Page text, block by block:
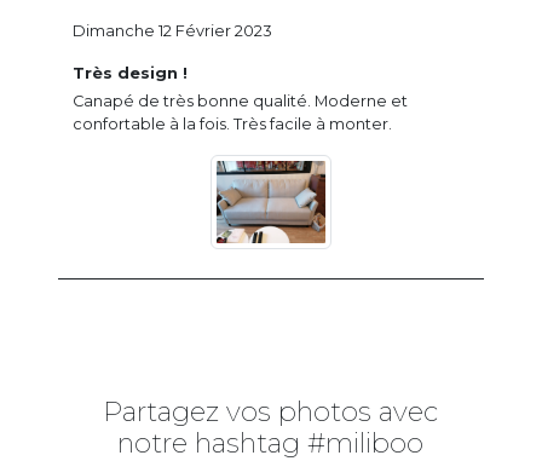
Très design !
Canapé de très bonne qualité. Moderne et
confortable à la fois. Très facile à monter.
Dimanche 12 Février 2023
Partagez vos photos avec
notre hashtag #miliboo